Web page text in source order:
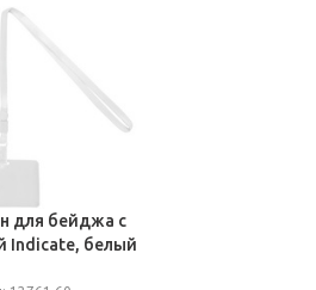
для бейджа с
Indicate, белый